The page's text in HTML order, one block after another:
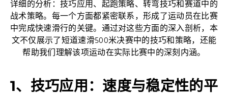
详细的分析：技巧应用、起跑策略、转弯技巧和赛道中的
战术策略。每一个方面都紧密联系，形成了运动员在比赛
中完成快速滑行的关键。通过对这些方面的深入剖析，本
文不仅展示了短道速滑500米决赛中的技巧和策略，还能
帮助我们理解该项运动在实际比赛中的深刻内涵。
1、技巧应用：速度与稳定性的平